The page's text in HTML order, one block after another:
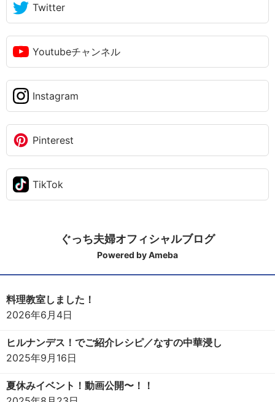
Twitter
Youtubeチャンネル
Instagram
Pinterest
TikTok
ぐっち夫婦オフィシャルブログ
Powered by Ameba
料理教室しました！
2026年6月4日
ヒルナンデス！でご紹介レシピ／なすの中華浸し
2025年9月16日
夏休みイベント！動画公開〜！！